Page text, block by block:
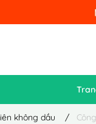
không dầu /